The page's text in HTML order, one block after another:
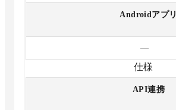
Androidアプリ
—
仕様
API連携